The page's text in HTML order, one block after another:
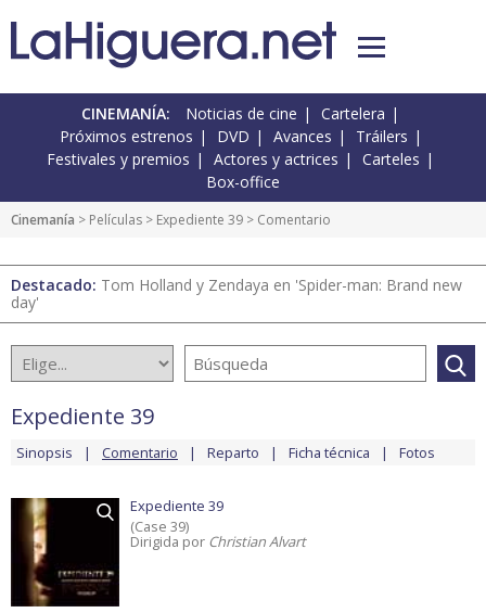
CINEMANÍA: Noticias de cine
Cartelera
Próximos estrenos
DVD Avances
Tráilers
Festivales y premios
Actores y actrices
Carteles
Box-office
Cinemanía > Películas > Expediente 39 > Comentario
Destacado: Tom Holland y Zendaya en 'Spider-man: Brand new
day'
Expediente 39
Sinopsis Comentario Reparto Ficha técnica Fotos
Expediente 39
(Case 39)
Dirigida por Christian Alvart